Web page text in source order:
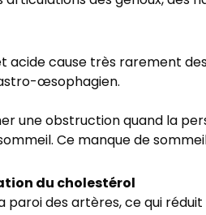
acide cause très rarement
œsophagien.
une obstruction quand la
Ce manque de
du cholestérol
paroi des artères, ce qui